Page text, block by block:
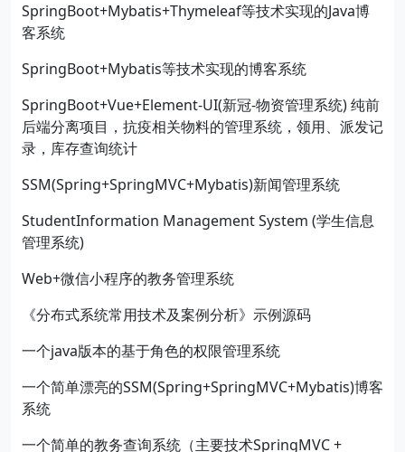
SpringBoot+Mybatis+Thymeleaf等技术实现的Java博
客系统
SpringBoot+Mybatis等技术实现的博客系统
SpringBoot+Vue+Element-UI(新冠-物资管理系统) 纯前
后端分离项目，抗疫相关物料的管理系统，领用、派发记
录，库存查询统计
SSM(Spring+SpringMVC+Mybatis)新闻管理系统
StudentInformation Management System (学生信息
管理系统)
Web+微信小程序的教务管理系统
《分布式系统常用技术及案例分析》示例源码
一个java版本的基于角色的权限管理系统
一个简单漂亮的SSM(Spring+SpringMVC+Mybatis)博客
系统
一个简单的教务查询系统（主要技术SpringMVC +